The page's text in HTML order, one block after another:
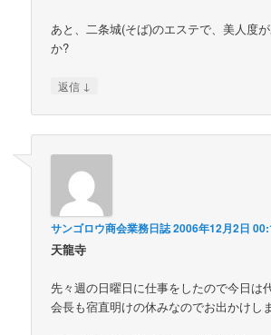
あと、二条城(そば)のエステで、美人度
か?
返信 ↓
サンゴロウ商会業務日誌2006年12月2日
天龍寺
先々週の日曜日に仕事をしたので今日は
会長も宿直明けの休みなのでお出かけしま